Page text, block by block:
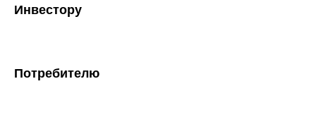
Инвестору
Потребителю